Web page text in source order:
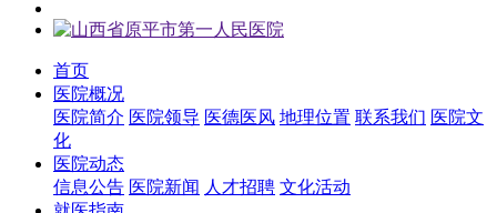
首页
医院概况
医院简介 医院领导 医德医风 地理位置 联系我们 医院文
化
医院动态
信息公告 医院新闻 人才招聘 文化活动